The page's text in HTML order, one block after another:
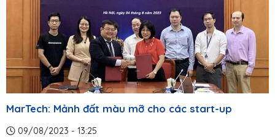
MarTech: Mảnh đất màu mỡ cho các start-up
09/08/2023 - 13:25